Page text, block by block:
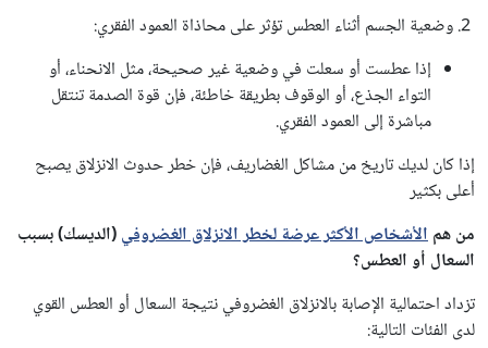
إذا عطست أو سعلت في وضعية غير صحيحة، مثل الانحناء، أو
التواء الجذع، أو الوقوف بطريقة خاطئة، فإن قوة الصدمة تنتقل
مباشرة إلى العمود الفقري.
إذا كان لديك تاريخ من مشاكل الغضاريف، فإن خطر حدوث الانزلاق يصبح
أعلى بكثير
من همالأشخاص الأكثر عرضة لخطر الانزلاق الغضروفي(الديسك) بسبب
السعال أو العطس؟
تزداد احتمالية الإصابة بالانزلاق الغضروفي نتيجة السعال أو العطس القوي
لدى الفئات التالية: